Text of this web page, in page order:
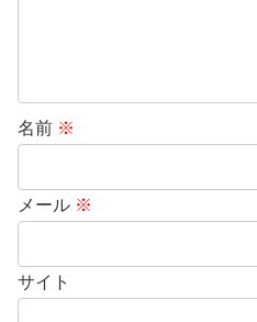
名前 ※
メール ※
サイト